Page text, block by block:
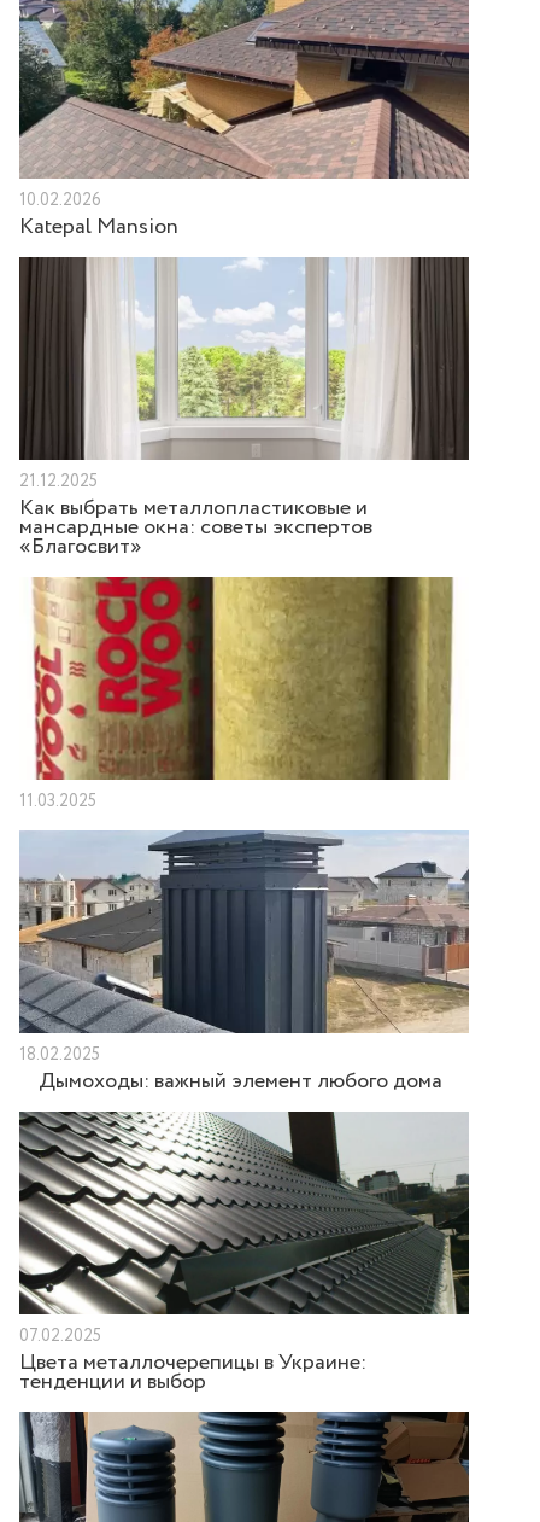
10.02.2026
Katepal Mansion
21.12.2025
Как выбрать металлопластиковые и
мансардные окна: советы экспертов
«Благосвит»
11.03.2025
18.02.2025
Дымоходы: важный элемент любого дома
07.02.2025
Цвета металлочерепицы в Украине:
тенденции и выбор